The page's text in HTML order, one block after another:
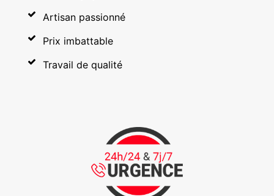
Artisan passionné
Prix imbattable
Travail de qualité